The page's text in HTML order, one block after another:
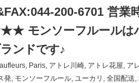
200-6701 営業
ソーフルールはパ
ンドです♪
, Paris, アトレ川崎, アトレ花屋, ア
発, モンソーフルール, ユーカリ , 全国配送,